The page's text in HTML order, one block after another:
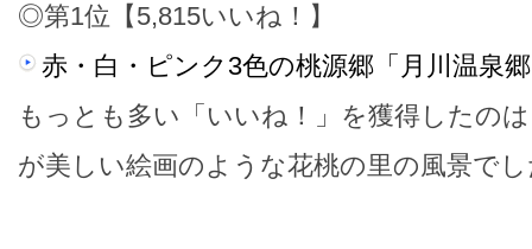
◎第1位【5,815いいね！】
赤・白・ピンク3色の桃源郷「月川温泉
もっとも多い「いいね！」を獲得したの
が美しい絵画のような花桃の里の風景でし